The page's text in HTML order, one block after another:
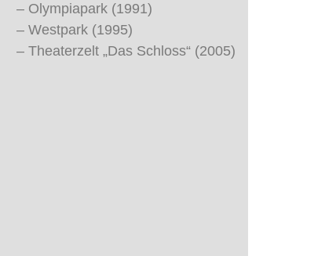
– Olympiapark (1991)
– Westpark (1995)
– Theaterzelt „Das Schloss“ (2005)